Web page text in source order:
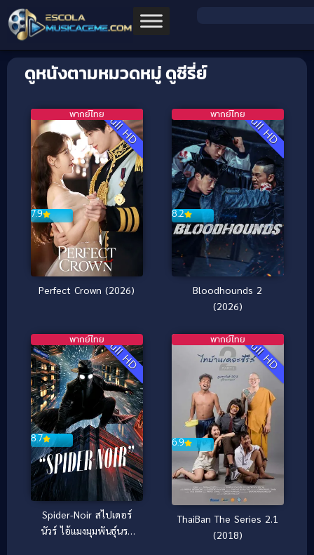
ดูหนังตามหมวดหมู่ ดูซีรี่ย์
Full HD
7.9
พากย์ไทย
Perfect Crown (2026)
Full HD
8.2
พากย์ไทย
Bloodhounds 2
(2026)
Full HD
8.7
พากย์ไทย
Spider-Noir สไปเดอร์
นัวร์ ไอ้แมงมุมพันธุ์นรก
Full HD
6.9
พากย์ไทย
ThaiBan The Series 2.1
(2018)